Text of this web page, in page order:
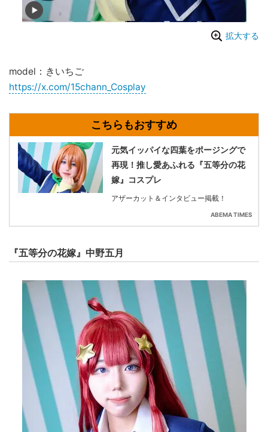
拡大する
model：きいちご
https://x.com/15chann_Cosplay
元気イッパイな四葉をポージングで
再現！推し愛あふれる『五等分の花
嫁』コスプレ
アザーカット＆インタビュー掲載！
ABEMA TIMES
『五等分の花嫁』中野五月